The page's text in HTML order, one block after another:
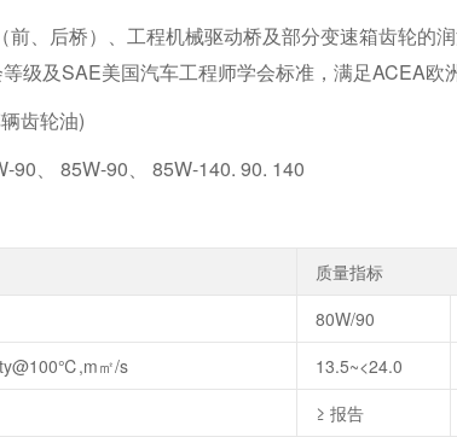
前、后桥）、工程机械驱动桥及部分变速箱齿轮的
级及SAE美国汽车工程师学会标准，满足ACEA欧
齿轮油)
90、 85W-90、 85W-140. 90. 140
质量指标
80W/90
㎡/s
13.5~<24.0
≥ 报告